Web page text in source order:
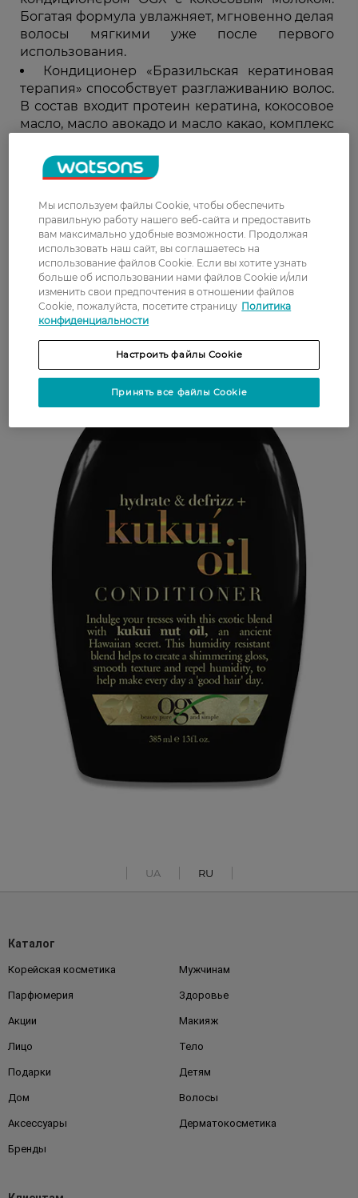
Богатая формула увлажняет, мгновенно делая
волосы мягкими уже после первого
использования.
Кондиционер «Бразильская кератиновая
терапия» способствует разглаживанию волос.
В состав входит протеин кератина, кокосовое
масло, масло авокадо и масло какао, комплекс
Все шампуни и кондиционеры для волос OGX
поверхностно-активных веществ и парабенов.
Выбирайте продукты по типу волос, чтобы они
соответствовали вашим потребностям или
желаемому образу. Вы также можете сочетать
продукты из разных линеек чтобы извлечь
максимум преимуществ из уходовых процедур.
UA RU
Каталог
Корейская косметика Мужчинам
Парфюмерия Здоровье
Акции Макияж
Лицо Тело
Подарки Детям
Дом Волосы
Аксессуары Дерматокосметика
Бренды
Мы используем файлы Cookie, чтобы обеспечить
правильную работу нашего веб-сайта и предоставить
вам максимально удобные возможности. Продолжая
использовать наш сайт, вы соглашаетесь на
использование файлов Cookie. Если вы хотите узнать
больше об использовании нами файлов Cookie и/или
изменить свои предпочтения в отношении файлов
Cookie, пожалуйста, посетите страницу Политика
конфиденциальности
Настроить файлы Cookie
Принять все файлы Cookie